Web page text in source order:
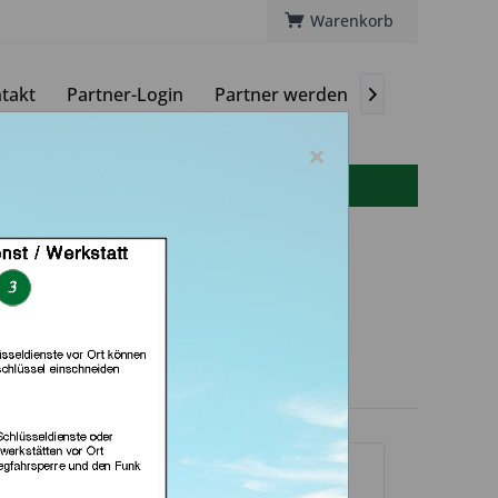
Warenkorb
Partner-Login Partner werden 
(in Bad Arolsen)
×